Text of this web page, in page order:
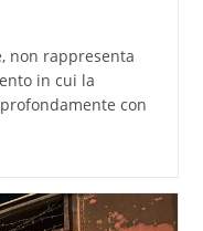
non rappresenta
in cui la
con